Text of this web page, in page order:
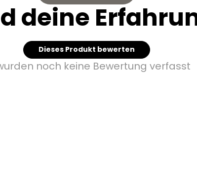
deine
Dieses Produkt bewerten
noch keine Bewertung verfasst